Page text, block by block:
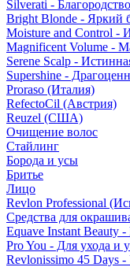
Silverati -
Bright Blonde - Яркий
Moisture and Control -
Magnificent Volume -
Serene Scalp -
Supershine -
Proraso (Италия)
RefectoCil (Австрия)
Reuzel (США)
Очищение волос
Стайлинг
Борода и усы
Бритье
Лицо
Revlon Professional
Средства для
Equave Instant Beauty
Pro You - Для ухода и
Revlonissimo 45 Days